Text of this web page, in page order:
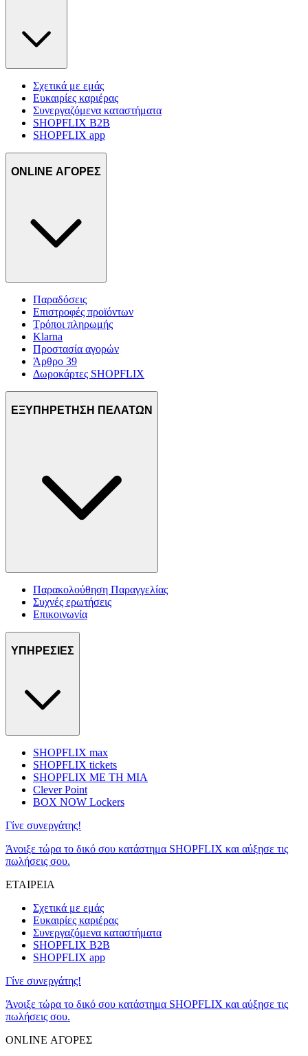
Σχετικά με εμάς
Ευκαιρίες καριέρας
Συνεργαζόμενα καταστήματα
SHOPFLIX B2B
SHOPFLIX app
ONLINE ΑΓΟΡΕΣ
Παραδόσεις
Επιστροφές προϊόντων
Τρόποι πληρωμής
Klarna
Προστασία αγορών
Άρθρο 39
Δωροκάρτες SHOPFLIX
ΕΞΥΠΗΡΕΤΗΣΗ ΠΕΛΑΤΩΝ
Παρακολούθηση Παραγγελίας
Συχνές ερωτήσεις
Επικοινωνία
ΥΠΗΡΕΣΙΕΣ
SHOPFLIX max
SHOPFLIX tickets
SHOPFLIX ΜΕ ΤΗ ΜΙΑ
Clever Point
BOX NOW Lockers
Γίνε συνεργάτης!
Άνοιξε τώρα το δικό σου κατάστημα SHOPFLIX και αύξησε τις
πωλήσεις σου.
ΕΤΑΙΡΕΙΑ
Σχετικά με εμάς
Ευκαιρίες καριέρας
Συνεργαζόμενα καταστήματα
SHOPFLIX B2B
SHOPFLIX app
Γίνε συνεργάτης!
Άνοιξε τώρα το δικό σου κατάστημα SHOPFLIX και αύξησε τις
πωλήσεις σου.
ONLINE ΑΓΟΡΕΣ